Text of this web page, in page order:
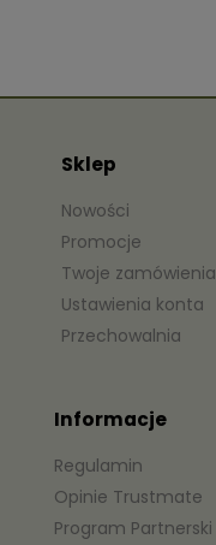
Sklep
Nowości
Promocje
Twoje zamówienia
Ustawienia konta
Przechowalnia
Informacje
Regulamin
Opinie Trustmate
Program Partnerski